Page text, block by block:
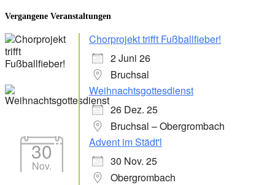
Vergangene Veranstaltungen
Chorprojekt trifft Fußballfieber!
2 Juni 26
Bruchsal
Weihnachtsgottesdienst
26 Dez. 25
Bruchsal – Obergrombach
30
Nov.
Advent im Städt'l
30 Nov. 25
Obergrombach